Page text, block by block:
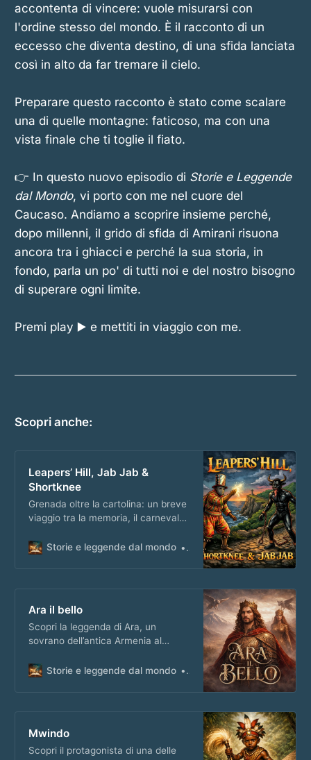
accontenta di vincere: vuole misurarsi con
l'ordine stesso del mondo. È il racconto di un
eccesso che diventa destino, di una sfida lanciata
così in alto da far tremare il cielo.
Preparare questo racconto è stato come scalare
una di quelle montagne: faticoso, ma con una
vista finale che ti toglie il fiato.
👉 In questo nuovo episodio di Storie e Leggende
dal Mondo, vi porto con me nel cuore del
Caucaso. Andiamo a scoprire insieme perché,
dopo millenni, il grido di sfida di Amirani risuona
ancora tra i ghiacci e perché la sua storia, in
fondo, parla un po' di tutti noi e del nostro bisogno
di superare ogni limite.
Premi play ▶️ e mettiti in viaggio con me.
Scopri anche:
Leapers’ Hill, Jab Jab &
Shortknee
Grenada oltre la cartolina: un breve
viaggio tra la memoria, il carnevale
Ascolta il podcast!
Storie e leggende dal mondo Matteo Masi
Ara il bello
Scopri la leggenda di Ara, un
sovrano dell’antica Armenia al
potere, desiderio e identità
Storie e leggende dal mondo Matteo Masi
Mwindo
Scopri il protagonista di una delle